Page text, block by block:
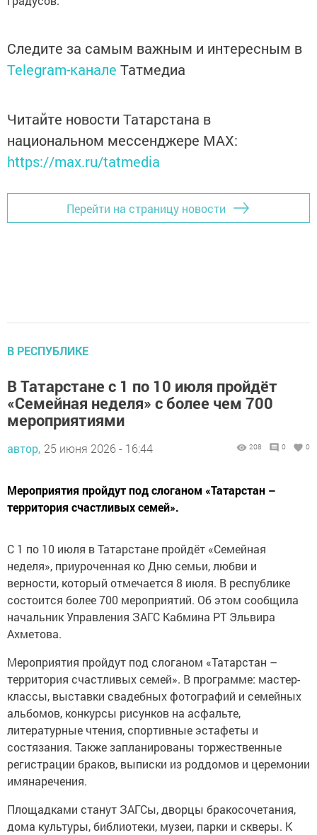
Следите за самым важным и интересным в
Telegram-канале Татмедиа
Читайте новости Татарстана в
национальном мессенджере MАХ:
https://max.ru/tatmedia
Перейти на страницу новости
В РЕСПУБЛИКЕ
В Татарстане с 1 по 10 июля пройдёт
«Семейная неделя» с более чем 700
мероприятиями
автор, 25 июня 2026 - 16:44 208 0 0
Мероприятия пройдут под слоганом «Татарстан –
территория счастливых семей».
С 1 по 10 июля в Татарстане пройдёт «Семейная
неделя», приуроченная ко Дню семьи, любви и
верности, который отмечается 8 июля. В республике
состоится более 700 мероприятий. Об этом сообщила
начальник Управления ЗАГС Кабмина РТ Эльвира
Ахметова.
Мероприятия пройдут под слоганом «Татарстан –
территория счастливых семей». В программе: мастер-
классы, выставки свадебных фотографий и семейных
альбомов, конкурсы рисунков на асфальте,
литературные чтения, спортивные эстафеты и
состязания. Также запланированы торжественные
регистрации браков, выписки из роддомов и церемонии
имянаречения.
Площадками станут ЗАГСы, дворцы бракосочетания,
дома культуры, библиотеки, музеи, парки и скверы. К